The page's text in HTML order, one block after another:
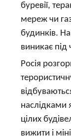
буревії,
мереж чи
будинків.
виникає під
Росія
наслідками
цілих
вижити і